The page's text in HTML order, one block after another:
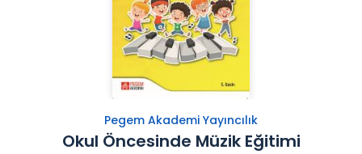
Pegem Akademi Yayıncılık
Okul Öncesinde Müzik Eğitimi